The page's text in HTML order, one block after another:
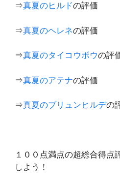
⇒真夏のヒルドの評価
⇒真夏のヘレネの評価
⇒真夏のタイコウボウの評
⇒真夏のアテナの評価
⇒真夏のブリュンヒルデの
１００点満点の超総合得点
しよう！